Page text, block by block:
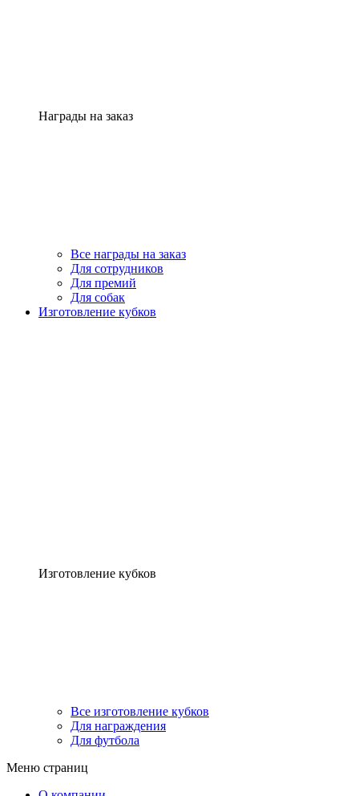
Награды на заказ
Все награды на заказ
Для сотрудников
Для премий
Для собак
Изготовление кубков
Изготовление кубков
Все изготовление кубков
Для награждения
Для футбола
Меню страниц